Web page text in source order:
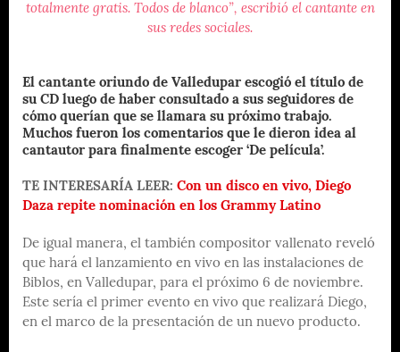
totalmente gratis. Todos de blanco”, escribió el cantante en
sus redes sociales.
El cantante oriundo de Valledupar escogió el título de
su CD luego de haber consultado a sus seguidores de
cómo querían que se llamara su próximo trabajo.
Muchos fueron los comentarios que le dieron idea al
cantautor para finalmente escoger ‘De película’.
TE INTERESARÍA LEER: Con un disco en vivo, Diego
Daza repite nominación en los Grammy Latino
De igual manera, el también compositor vallenato reveló
que hará el lanzamiento en vivo en las instalaciones de
Biblos, en Valledupar, para el próximo 6 de noviembre.
Este sería el primer evento en vivo que realizará Diego,
en el marco de la presentación de un nuevo producto.